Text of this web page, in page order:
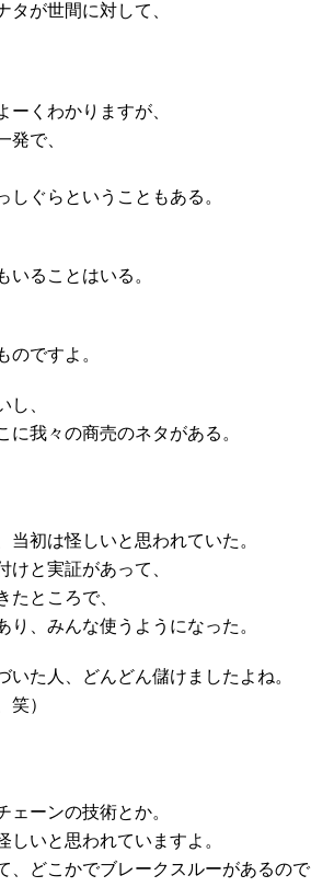
タが世間に対して、
ーくわかりますが、
発で、
しぐらということもある。
いることはいる。
のですよ。
し、
に我々の商売のネタがある。
当初は怪しいと思われていた。
けと実証があって、
たところで、
り、みんな使うようになった。
いた人、どんどん儲けましたよね。
笑）
ェーンの技術とか。
しいと思われていますよ。
、どこかでブレークスルーがあるので